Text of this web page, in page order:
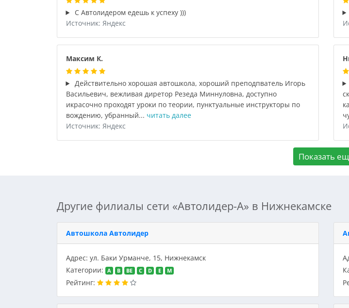
С Автолидером едешь к успеху )))
Источник: Яндекс
Максим К.
Действительно хорошая автошкола, хороший преподпватель Игорь
Васильевич, вежливая диретор Резеда Миннуловна, доступно
икрасочно проходят уроки по теории, пунктуальные инструкторы по
вождению, убранный... читать далее
Источник: Яндекс
Показать
Другие филиалы сети «Автолидер-А» в Нижнекамске
Автошкола Автолидер
Адрес: ул. Баки Урманче, 15, Нижнекамск
Категории:
A B BE C D E M
Рейтинг: